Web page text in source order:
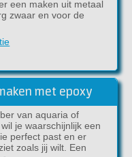
een maken uit metaal
zwaar en voor de
met epoxy
van aquaria of
je waarschijnlijk een
perfect past en er
zoals jij wilt. Een